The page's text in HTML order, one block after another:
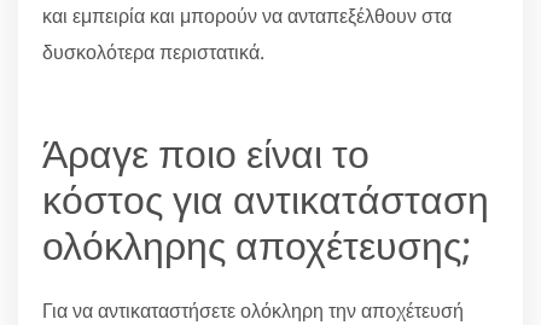
και εμπειρία και μπορούν να ανταπεξέλθουν στα
δυσκολότερα περιστατικά.
Άραγε ποιο είναι το
κόστος για αντικατάσταση
ολόκληρης αποχέτευσης;
Για να αντικαταστήσετε ολόκληρη την αποχέτευσή